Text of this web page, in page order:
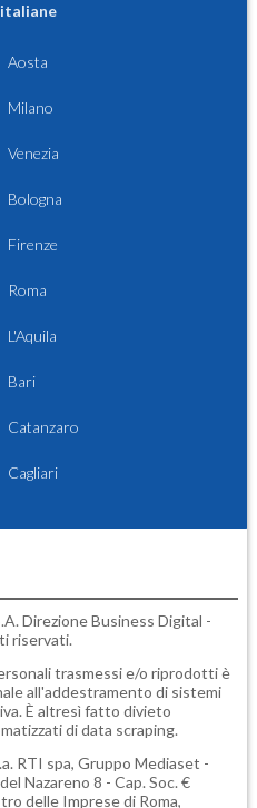
Aosta
Milano
Venezia
Bologna
Firenze
Roma
L'Aquila
Bari
Catanzaro
Cagliari
Direzione Business Digital -
riservati.
trasmessi e/o riprodotti è
all'addestramento di sistemi
È altresì fatto divieto
di data scraping.
RTI spa, Gruppo Mediaset -
Nazareno 8 - Cap. Soc. €
delle Imprese di Roma,